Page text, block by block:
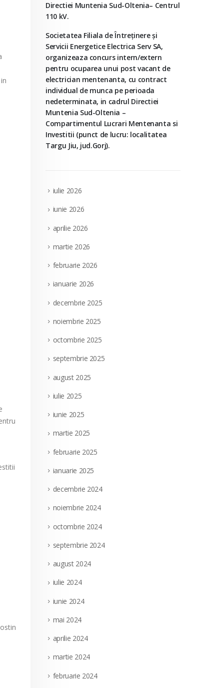
Directiei Muntenia Sud-Oltenia– Centrul
110 kV.
Societatea Filiala de Întreţinere şi
Servicii Energetice Electrica Serv SA,
organizeaza concurs intern/extern
pentru ocuparea unui post vacant de
electrician mentenanta, cu contract
individual de munca pe perioada
nedeterminata, in cadrul Directiei
Muntenia Sud-Oltenia –
Compartimentul Lucrari Mentenanta si
Investitii (punct de lucru: localitatea
Targu Jiu, jud.Gorj).
iulie 2026
iunie 2026
aprilie 2026
martie 2026
februarie 2026
ianuarie 2026
decembrie 2025
noiembrie 2025
octombrie 2025
septembrie 2025
august 2025
iulie 2025
iunie 2025
martie 2025
februarie 2025
ianuarie 2025
decembrie 2024
noiembrie 2024
octombrie 2024
septembrie 2024
august 2024
iulie 2024
iunie 2024
mai 2024
aprilie 2024
martie 2024
februarie 2024